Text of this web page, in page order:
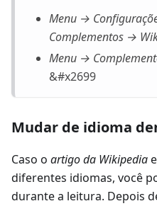
Menu →
Complementos →
Menu →
&#x2699
Mudar de idioma
Caso o artigo da Wikipedia
diferentes idiomas, você
durante a leitura. Depois